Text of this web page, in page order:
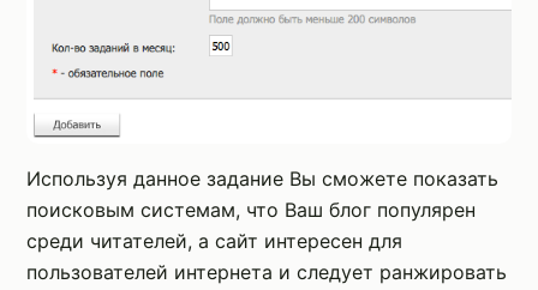
Используя данное задание Вы сможете показать
поисковым системам, что Ваш блог популярен
среди читателей, а сайт интересен для
пользователей интернета и следует ранжировать